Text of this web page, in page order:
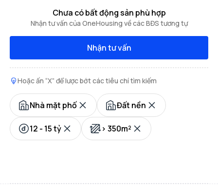
Chưa có bất động sản phù hợp
Nhận tư vấn của OneHousing về các BĐS tương tự
Nhận tư vấn
Hoặc ấn “X” để lược bớt các tiêu chí tìm kiếm
Nhà mặt phố Đất nền
12 - 15 tỷ > 350m²